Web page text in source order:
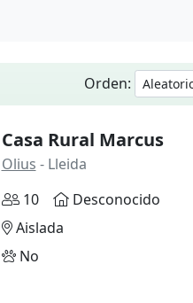
Orden:
Casa Rural Marcus
Olius - Lleida
10
Desconocido
Aislada
No